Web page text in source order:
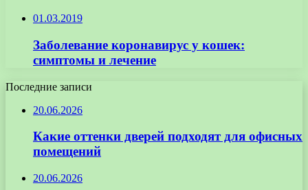
01.03.2019
Заболевание коронавирус у кошек:
симптомы и лечение
Последние записи
20.06.2026
Какие оттенки дверей подходят для офисных
помещений
20.06.2026